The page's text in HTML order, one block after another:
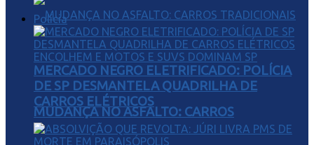
MUDANÇA NO ASFALTO: CARROS
Polícia
MERCADO NEGRO ELETRIFICADO: POLÍCIA
DE SP DESMANTELA QUADRILHA DE
CARROS ELÉTRICOS